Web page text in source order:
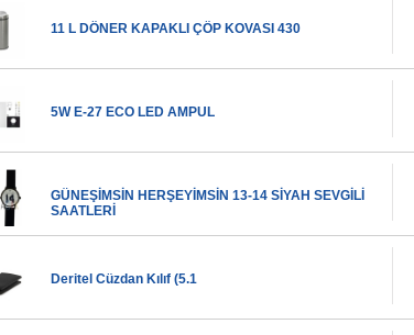
11 L DÖNER KAPAKLI ÇÖP KOVASI 430
5W E-27 ECO LED AMPUL
GÜNEŞİMSİN HERŞEYİMSİN 13-14 SİYAH SEVGİLİ
SAATLERİ
Deritel Cüzdan Kılıf (5.1